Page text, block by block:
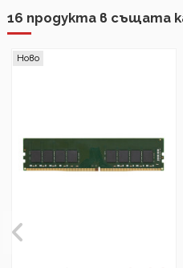
16 продукта в същата
Ново